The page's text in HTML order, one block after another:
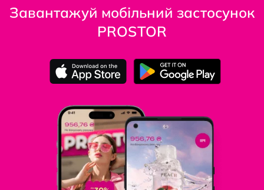
Завантажуй мобільний застосунок
PROSTOR